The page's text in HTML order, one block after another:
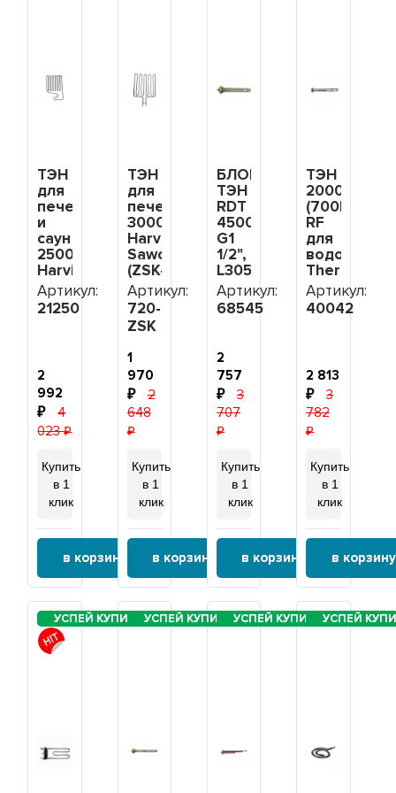
ТЭН
для
печей
и
саун
2500W
Harvia,
Sawo
(ZSP-
250),
Артикул:
21250
2
992
4
023
Купить
в 1
клик
в корзину
ТЭН
для
печей
3000W
Harvia,
Sawo
(ZSK-
720,
HTS004HR),
720-
ZSK
Артикул:
720-
ZSK
1
970
2
648
Купить
в 1
клик
в корзину
БЛОК-
ТЭН
RDT
4500W(1500x3),
G1
1/2",
L305мм,
220V
для
OSO,
68545
Артикул:
68545
2
757
3
707
Купить
в 1
клик
в корзину
ТЭН
2000Вт
(700Вт/
RF
для
Thermex
RZL,
IS,
IR,
EWH,
под
анод
М4,
нерж,
Артикул:
40042
2 813
3
782
Купить
в 1
клик
в корзину